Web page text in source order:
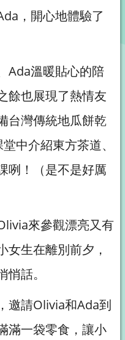
，開心地體驗了
Ada溫暖貼心的陪
餘也展現了熱情友
台灣傳統地瓜餅乾
中介紹東方茶道、
咧！（是不是好厲
來參觀漂亮又有
女生在離別前夕，
話。
邀請Olivia和Ada到
滿一袋零食，讓小